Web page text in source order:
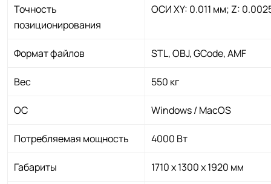
Точность
позиционирования
ОСИ XY: 0.011 мм; Z:
Формат файлов STL, OBJ, GCode, AMF
Вес 550 кг
ОС Windows / MacOS
Потребляемая мощность 4000 Вт
Габариты 1710 х 1300 х 1920 мм